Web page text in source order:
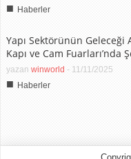
■ Haberler
Yapı Sektörünün Geleceği
Kapı ve Cam Fuarları’nda
yazan winworld - 11/11/2025
■ Haberler